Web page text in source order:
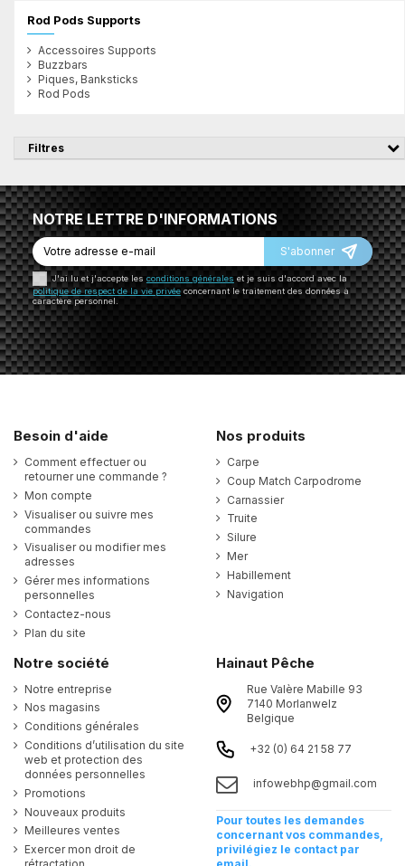
Rod Pods Supports
Accessoires Supports
Buzzbars
Piques, Banksticks
Rod Pods
Filtres
NOTRE LETTRE D'INFORMATIONS
S'abonner
J'ai lu et j'accepte les conditions générales et je suis d'accord avec la
politique de respect de la vie privéeconcernant le traitement des données à
caractère personnel.
Besoin d'aide
Comment effectuer ou
retourner une commande ?
Mon compte
Visualiser ou suivre mes
commandes
Visualiser ou modifier mes
adresses
Gérer mes informations
personnelles
Contactez-nous
Plan du site
Nos produits
Carpe
Coup Match Carpodrome
Carnassier
Truite
Silure
Mer
Habillement
Navigation
Notre société
Notre entreprise
Nos magasins
Conditions générales
Conditions d’utilisation du site
web et protection des
données personnelles
Promotions
Nouveaux produits
Meilleures ventes
Exercer mon droit de
Hainaut Pêche
Rue Valère Mabille 93
7140 Morlanwelz
Belgique
+32 (0) 64 21 58 77
infowebhp@gmail.com
Pour toutes les demandes
concernant vos commandes,
privilégiez le contact par